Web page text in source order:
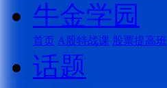
牛金学园
首页 A股特战课 股票提高班
话题